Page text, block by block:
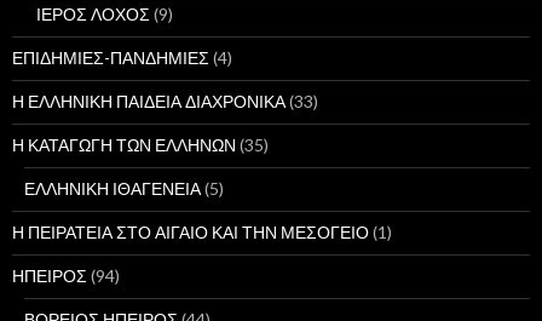
ΙΕΡΟΣ ΛΟΧΟΣ (9)
ΕΠΙΔΗΜΙΕΣ-ΠΑΝΔΗΜΙΕΣ (4)
Η ΕΛΛΗΝΙΚΗ ΠΑΙΔΕΙΑ ΔΙΑΧΡΟΝΙΚΑ(33)
Η ΚΑΤΑΓΩΓΗ ΤΩΝ ΕΛΛΗΝΩΝ (35)
ΕΛΛΗΝΙΚΗ ΙΘΑΓΕΝΕΙΑ(5)
Η ΠΕΙΡΑΤΕΙΑ ΣΤΟ ΑΙΓΑΙΟ ΚΑΙ ΤΗΝ ΜΕΣΟΓΕΙΟ(1)
ΗΠΕΙΡΟΣ (94)